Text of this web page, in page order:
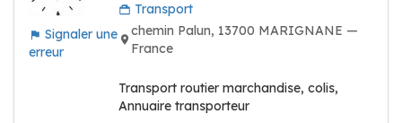
Signaler une
erreur
Transport
chemin Palun, 13700 MARIGNANE —
France
Transport routier marchandise, colis,
Annuaire transporteur